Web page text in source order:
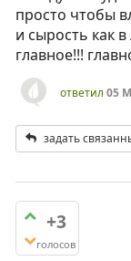
просто чтобы
и сырость как
главное!!!
ответил 05
задать
+3
голосов